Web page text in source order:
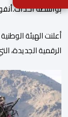
بواسطة
أعلنت الهيئة
الرقمية الجديدة،
والمجالس الجهوية
هذه المنصة، التي
والتحول